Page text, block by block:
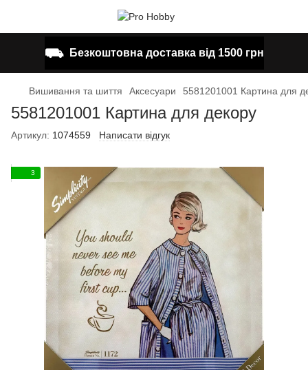
⛟ Безкоштовна доставка від 1500 грн
Вишивання та шиття Аксесуари 5581201001 Картина для
5581201001 Картина для декору
Артикул: 1074559 Написати відгук
3